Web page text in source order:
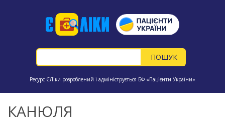
Ресурс ЄЛіки розроблений і адмініструється БФ «Пацієнти України»
КАНЮЛЯ